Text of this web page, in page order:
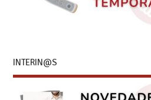
INTERIN@S